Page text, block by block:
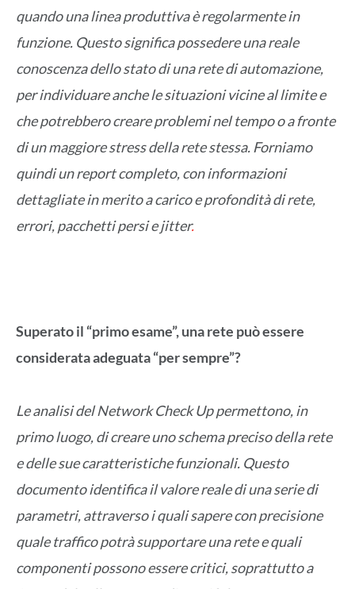
quando una linea produttiva è regolarmente in
funzione. Questo significa possedere una reale
conoscenza dello stato di una rete di automazione,
per individuare anche le situazioni vicine al limite e
che potrebbero creare problemi nel tempo o a fronte
di un maggiore stress della rete stessa. Forniamo
quindi un report completo, con informazioni
dettagliate in merito a carico e profondità di rete,
errori, pacchetti persi e jitter.
Superato il “primo esame”, una rete può essere
considerata adeguata “per sempre”?
Le analisi del Network Check Up permettono, in
primo luogo, di creare uno schema preciso della rete
e delle sue caratteristiche funzionali. Questo
documento identifica il valore reale di una serie di
parametri, attraverso i quali sapere con precisione
quale traffico potrà supportare una rete e quali
componenti possono essere critici, soprattutto a